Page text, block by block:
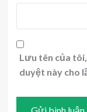
Lưu tên của
duyệt này cho